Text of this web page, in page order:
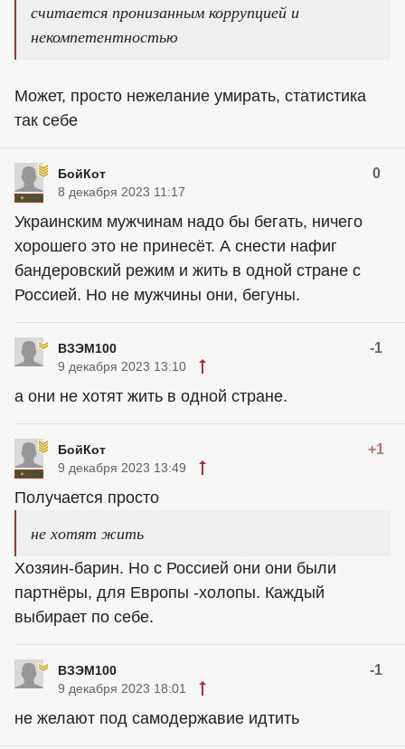
считается пронизанным коррупцией и
некомпетентностью
Может, просто нежелание умирать, статистика
так себе
БойКот 0
8 декабря 2023 11:17
Украинским мужчинам надо бы бегать, ничего
хорошего это не принесёт. А снести нафиг
бандеровский режим и жить в одной стране с
Россией. Но не мужчины они, бегуны.
ВЗЭМ100 -1
9 декабря 2023 13:10
а они не хотят жить в одной стране.
БойКот +1
9 декабря 2023 13:49
Получается просто
не хотят жить
Хозяин-барин. Но с Россией они они были
партнёры, для Европы -холопы. Каждый
выбирает по себе.
ВЗЭМ100 -1
9 декабря 2023 18:01
не желают под самодержавие идтить